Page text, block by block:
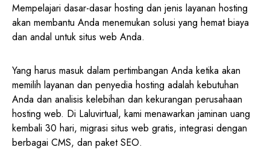
Mempelajari dasar-dasar hosting dan jenis layanan hosting
akan membantu Anda menemukan solusi yang hemat biaya
dan andal untuk situs web Anda.
Yang harus masuk dalam pertimbangan Anda ketika akan
memilih layanan dan penyedia hosting adalah kebutuhan
Anda dan analisis kelebihan dan kekurangan perusahaan
hosting web. Di Laluvirtual, kami menawarkan jaminan uang
kembali 30 hari, migrasi situs web gratis, integrasi dengan
berbagai CMS, dan paket SEO.